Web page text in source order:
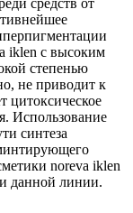
iklen с высоким
степенью
не приводит к
цитоксическое
Использование
синтеза
noreva iklen
данной линии.